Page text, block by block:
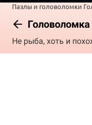
Пазлы и головоломки
Не рыба, хоть и